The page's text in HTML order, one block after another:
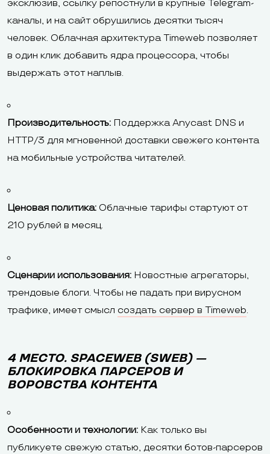
эксклюзив, ссылку репостнули в крупные Telegram-
каналы, и на сайт обрушились десятки тысяч
человек. Облачная архитектура Timeweb позволяет
в один клик добавить ядра процессора, чтобы
выдержать этот наплыв.
Производительность: Поддержка Anycast DNS и
HTTP/3 для мгновенной доставки свежего контента
на мобильные устройства читателей.
Ценовая политика: Облачные тарифы стартуют от
210 рублей в месяц.
Сценарии использования: Новостные агрегаторы,
трендовые блоги. Чтобы не падать при вирусном
трафике, имеет смысл создать сервер в Timeweb.
4 МЕСТО. SPACEWEB (SWEB) —
БЛОКИРОВКА ПАРСЕРОВ И
ВОРОВСТВА КОНТЕНТА
Особенности и технологии: Как только вы
публикуете свежую статью, десятки ботов-парсеров